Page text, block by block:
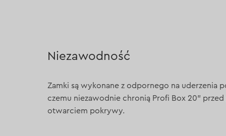
Niezawodność
Zamki są wykonane z odpornego na uderzenia
czemu niezawodnie chronią Profi Box 20"
otwarciem pokrywy.